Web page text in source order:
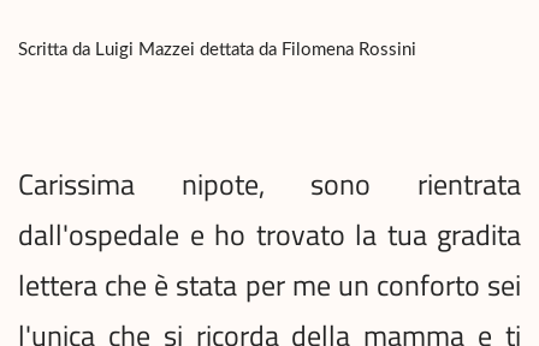
Scritta da Luigi Mazzei dettata da Filomena Rossini
Carissima nipote, sono rientrata
dall'ospedale e ho trovato la tua gradita
lettera che è stata per me un conforto sei
l'unica che si ricorda della mamma e ti